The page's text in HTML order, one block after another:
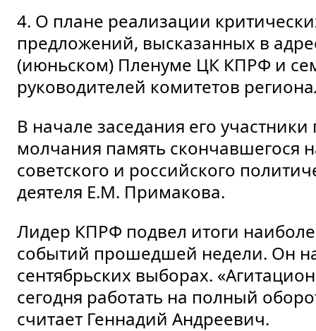
4. О плане реализации
предложений, высказанных в
(июньском) Пленуме ЦК КПРФ и
руководителей комитетов
В начале заседания его
молчания память скончавшегося
советского и российского
деятеля Е.М. Примакова.
Лидер КПРФ подвел итоги
событий прошедшей недели. Он
сентябрьских выборах.
сегодня работать на полный
считает Геннадий Андреевич.